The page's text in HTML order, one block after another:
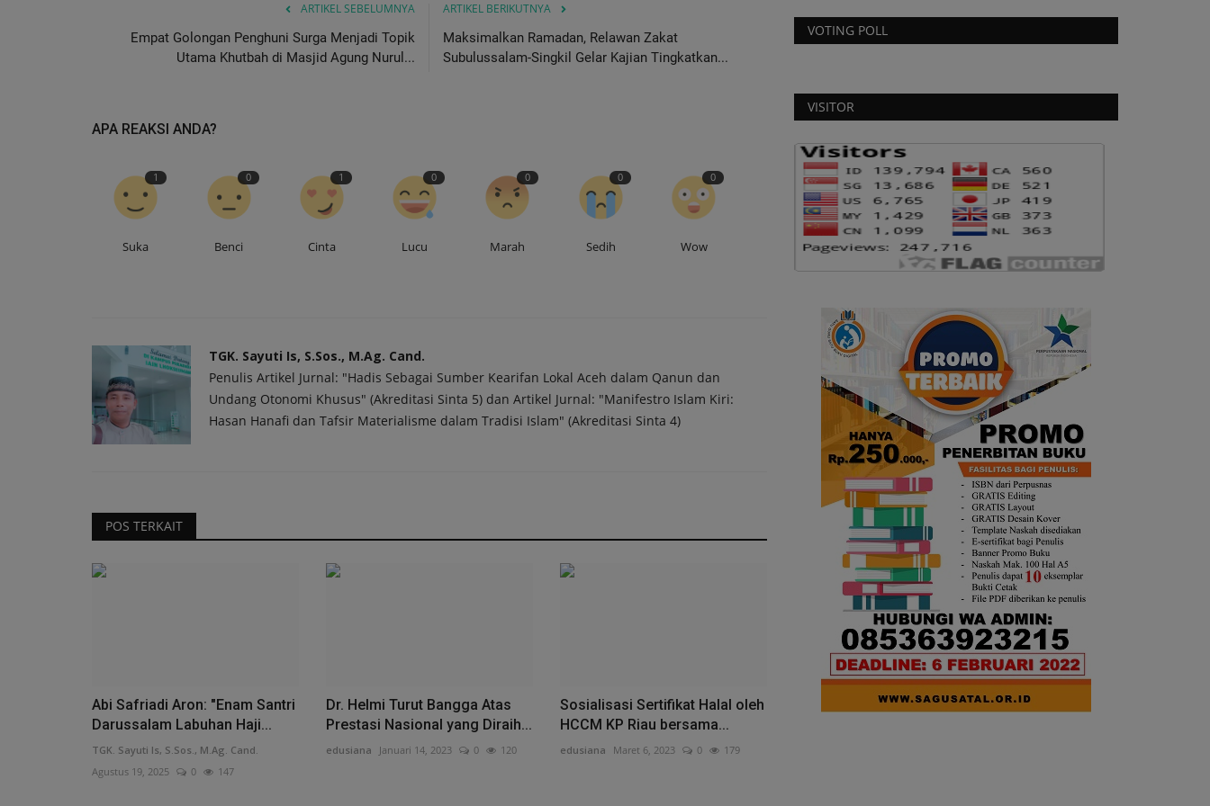
ARTIKEL SEBELUMNYA
Empat Golongan Penghuni Surga Menjadi Topik
Utama Khutbah di Masjid Agung Nurul...
ARTIKEL BERIKUTNYA
Maksimalkan Ramadan, Relawan Zakat
Subulussalam-Singkil Gelar Kajian Tingkatkan...
APA REAKSI ANDA?
1
Suka
0
Benci
1
Cinta
0
Lucu
0
Marah
0
Sedih
0
Wow
TGK. Sayuti Is, S.Sos., M.Ag. Cand.
Penulis Artikel Jurnal: "Hadis Sebagai Sumber Kearifan Lokal Aceh dalam Qanun dan
Undang Otonomi Khusus" (Akreditasi Sinta 5) dan Artikel Jurnal: "Manifestro Islam Kiri:
Hasan Hanafi dan Tafsir Materialisme dalam Tradisi Islam" (Akreditasi Sinta 4)
POS TERKAIT
Abi Safriadi Aron: "Enam Santri
Darussalam Labuhan Haji...
TGK. Sayuti Is, S.Sos., M.Ag. Cand.
Agustus 19, 2025
0 147
Dr. Helmi Turut Bangga Atas
Prestasi Nasional yang Diraih...
edusiana Januari 14, 2023 0 120
Sosialisasi Sertifikat Halal oleh
HCCM KP Riau bersama...
edusiana Maret 6, 2023 0 179
VOTING POLL
VISITOR